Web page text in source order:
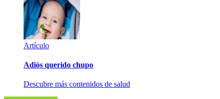
Artículo
Adiós querido chupo
Descubre más contenidos de salud